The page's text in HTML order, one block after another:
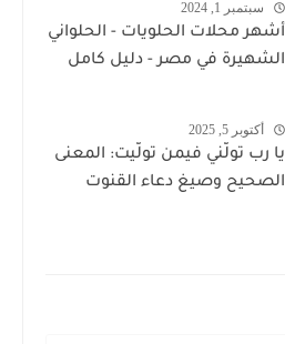
سبتمبر 1, 2024
أشهر محلات الحلويات - الحلواني
الشهيرة في مصر - دليل كامل
أكتوبر 5, 2025
يا رب تولَّني فيمن تولَّيت: المعنى
الصحيح وصيغ دعاء القنوت